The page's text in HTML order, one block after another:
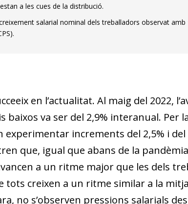
window)
window)
a les cues de la distribució.
salarial nominal dels treballadors observat
en l’actualitat. Al maig del 2022,
baixos va ser del 2,9% interanual. Per
experimentar increments del 2,5% i
que, igual que abans de la
a un ritme major que les dels
creixen a un ritme similar a la
no s’observen pressions salarials